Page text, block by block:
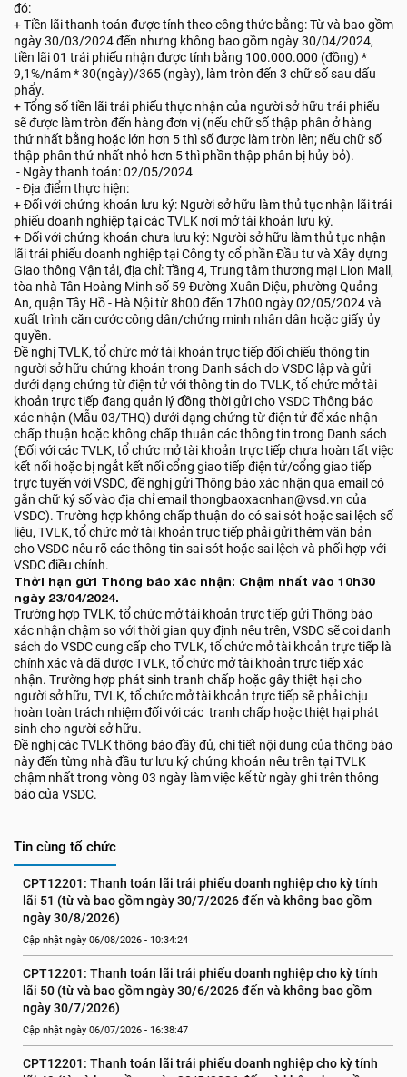
đó:
+ Tiền lãi thanh toán được tính theo công thức bằng: Từ và bao gồm
ngày 30/03/2024 đến nhưng không bao gồm ngày 30/04/2024,
tiền lãi 01 trái phiếu nhận được tính bằng 100.000.000 (đồng) *
9,1%/năm * 30(ngày)/365 (ngày), làm tròn đến 3 chữ số sau dấu
phẩy.
+ Tổng số tiền lãi trái phiếu thực nhận của người sở hữu trái phiếu
sẽ được làm tròn đến hàng đơn vị (nếu chữ số thập phân ở hàng
thứ nhất bằng hoặc lớn hơn 5 thì số được làm tròn lên; nếu chữ số
thập phân thứ nhất nhỏ hơn 5 thì phần thập phân bị hủy bỏ).
- Ngày thanh toán: 02/05/2024
- Địa điểm thực hiện:
+ Đối với chứng khoán lưu ký: Người sở hữu làm thủ tục nhận lãi trái
phiếu doanh nghiệp tại các TVLK nơi mở tài khoản lưu ký.
+ Đối với chứng khoán chưa lưu ký: Người sở hữu làm thủ tục nhận
lãi trái phiếu doanh nghiệp tại Công ty cổ phần Đầu tư và Xây dựng
Giao thông Vận tải, địa chỉ: Tầng 4, Trung tâm thương mại Lion Mall,
tòa nhà Tân Hoàng Minh số 59 Đường Xuân Diệu, phường Quảng
An, quận Tây Hồ - Hà Nội từ 8h00 đến 17h00 ngày 02/05/2024 và
xuất trình căn cước công dân/chứng minh nhân dân hoặc giấy ủy
quyền.
Đề nghị TVLK, tổ chức mở tài khoản trực tiếp đối chiếu thông tin
người sở hữu chứng khoán trong Danh sách do VSDC lập và gửi
dưới dạng chứng từ điện tử với thông tin do TVLK, tổ chức mở tài
khoản trực tiếp đang quản lý đồng thời gửi cho VSDC Thông báo
xác nhận (Mẫu 03/THQ) dưới dạng chứng từ điện tử để xác nhận
chấp thuận hoặc không chấp thuận các thông tin trong Danh sách
(Đối với các TVLK, tổ chức mở tài khoản trực tiếp chưa hoàn tất việc
kết nối hoặc bị ngắt kết nối cổng giao tiếp điện tử/cổng giao tiếp
trực tuyến với VSDC, đề nghị gửi Thông báo xác nhận qua email có
gắn chữ ký số vào địa chỉ email thongbaoxacnhan@vsd.vn của
VSDC). Trường hợp không chấp thuận do có sai sót hoặc sai lệch số
liệu, TVLK, tổ chức mở tài khoản trực tiếp phải gửi thêm văn bản
cho VSDC nêu rõ các thông tin sai sót hoặc sai lệch và phối hợp với
VSDC điều chỉnh.
Thời hạn gửi Thông báo xác nhận: Chậm nhất vào 10h30
ngày 23/04/2024.
Trường hợp TVLK, tổ chức mở tài khoản trực tiếp gửi Thông báo
xác nhận chậm so với thời gian quy định nêu trên, VSDC sẽ coi danh
sách do VSDC cung cấp cho TVLK, tổ chức mở tài khoản trực tiếp là
chính xác và đã được TVLK, tổ chức mở tài khoản trực tiếp xác
nhận. Trường hợp phát sinh tranh chấp hoặc gây thiệt hại cho
người sở hữu, TVLK, tổ chức mở tài khoản trực tiếp sẽ phải chịu
hoàn toàn trách nhiệm đối với các tranh chấp hoặc thiệt hại phát
sinh cho người sở hữu.
Đề nghị các TVLK thông báo đầy đủ, chi tiết nội dung của thông báo
này đến từng nhà đầu tư lưu ký chứng khoán nêu trên tại TVLK
chậm nhất trong vòng 03 ngày làm việc kể từ ngày ghi trên thông
báo của VSDC.
Tin cùng tổ chức
CPT12201: Thanh toán lãi trái phiếu doanh nghiệp cho kỳ tính
lãi 51 (từ và bao gồm ngày 30/7/2026 đến và không bao gồm
ngày 30/8/2026)
Cập nhật ngày 06/08/2026 - 10:34:24
CPT12201: Thanh toán lãi trái phiếu doanh nghiệp cho kỳ tính
lãi 50 (từ và bao gồm ngày 30/6/2026 đến và không bao gồm
ngày 30/7/2026)
Cập nhật ngày 06/07/2026 - 16:38:47
CPT12201: Thanh toán lãi trái phiếu doanh nghiệp cho kỳ tính